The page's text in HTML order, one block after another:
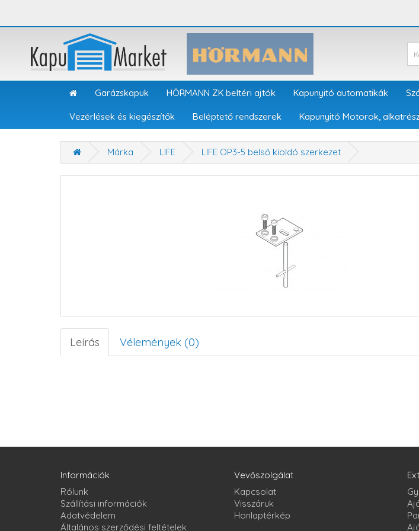
Garázskapuk HÖRMANN ZK beltéri ajtók Kapunyitó automatikák
Vezérlések és kiegészítők Beléptető rendszerek Kapunyitó Motorok,
Márka LIFE LIFE OP3-5 belső kioldó szerkezet
Leírás Vélemények (0)
Információk
Rólunk
Szállítási információk
Adatvédelem
Általános szerződési feltételek
Vevőszolgálat
Kapcsolat
Visszáruk
Honlaptérkép